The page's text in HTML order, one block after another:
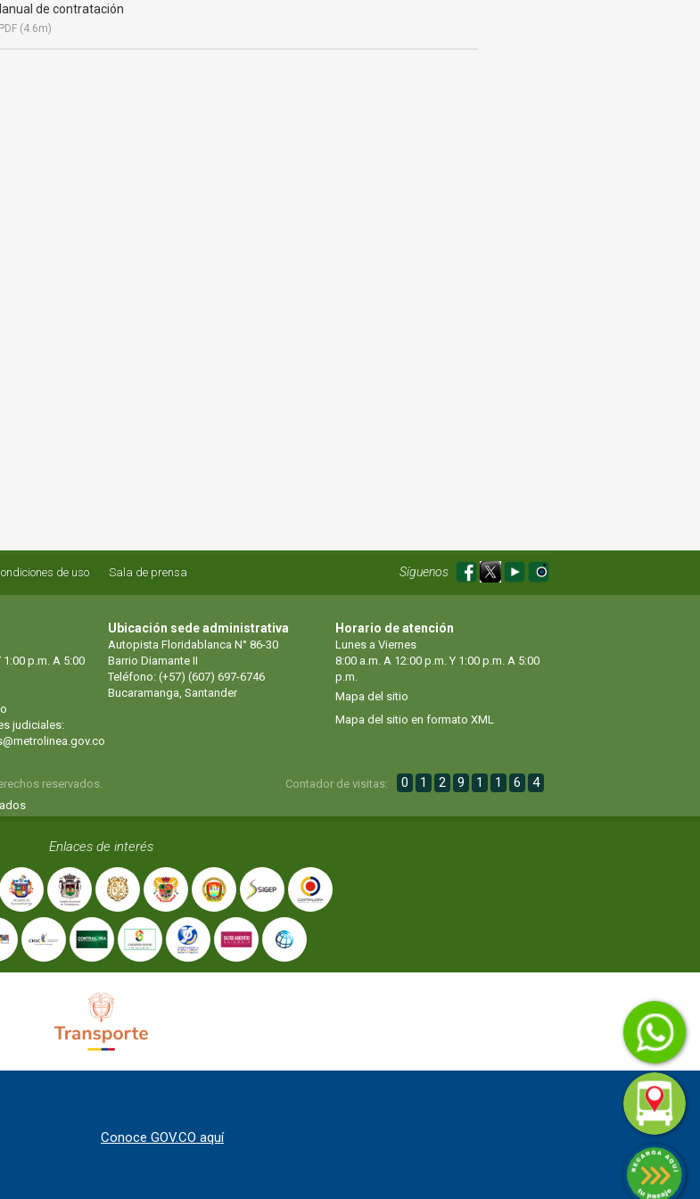
de contratación
(4.6m)
de uso Sala de prensa Síguenos
1:00 p.m. A 5:00
judiciales:
Ubicación sede administrativa
Autopista Floridablanca N° 86-30
Barrio Diamante II
Teléfono: (+57) (607) 697-6746
Bucaramanga, Santander
Horario de atención
Lunes a Viernes
8:00 a.m. A 12:00 p.m. Y 1:00 p.m. A 5:00
p.m.
Mapa del sitio
Mapa del sitio en formato XML
reservados.
Contador de visitas: 0 1 2 9 1 1 6 4
Enlaces de interés
Conoce GOV.CO aquí